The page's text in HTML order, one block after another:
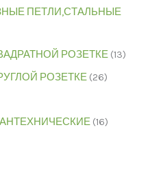
ПЕТЛИ,СТАЛЬНЫЕ
РОЗЕТКЕ (13)
РОЗЕТКЕ (26)
САНТЕХНИЧЕСКИЕ (16)